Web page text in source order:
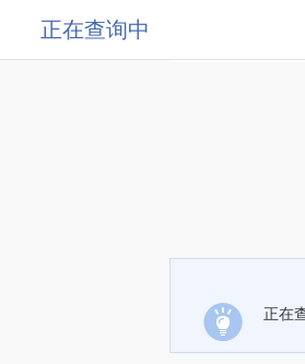
正在查询中
正在